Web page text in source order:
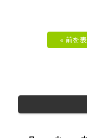
« 前を